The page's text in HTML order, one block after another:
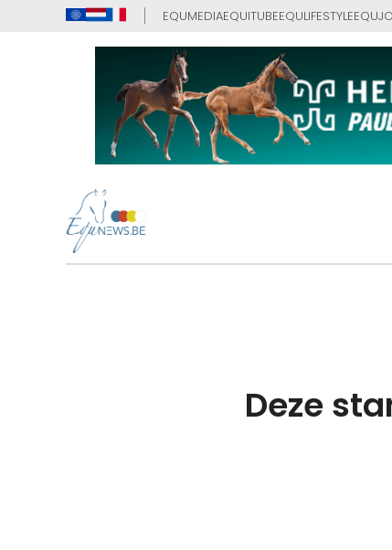
EQUMEDIAEQUITUBEEQULIFESTYLE
Deze